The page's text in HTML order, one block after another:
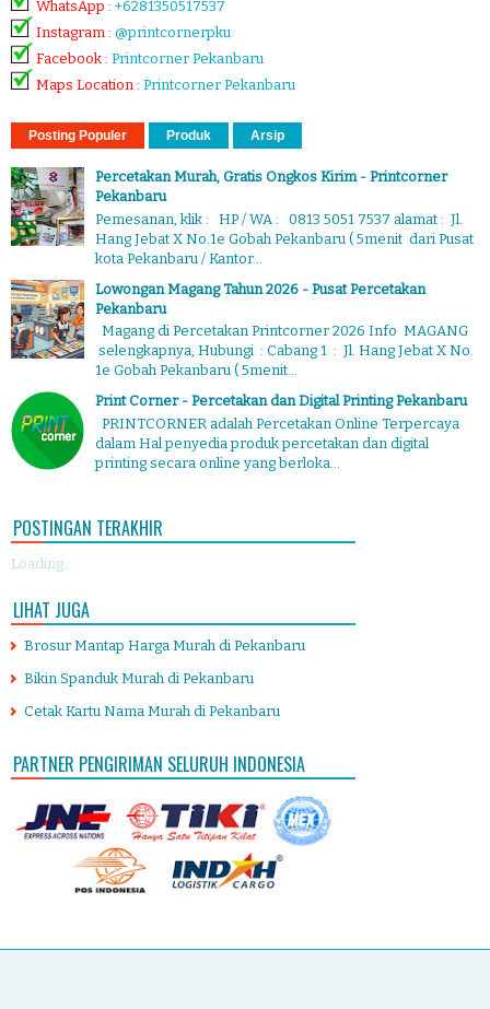
WhatsApp : +6281350517537
Instagram : @printcornerpku
Facebook : Printcorner Pekanbaru
Maps Location : Printcorner Pekanbaru
Posting Populer Produk Arsip
Percetakan Murah, Gratis Ongkos Kirim - Printcorner
Pekanbaru
Pemesanan, klik : HP / WA : 0813 5051 7537 alamat : Jl.
Hang Jebat X No.1e Gobah Pekanbaru ( 5menit dari Pusat
kota Pekanbaru / Kantor...
Lowongan Magang Tahun 2026 - Pusat Percetakan
Pekanbaru
Magang di Percetakan Printcorner 2026 Info MAGANG
selengkapnya, Hubungi : Cabang 1 : Jl. Hang Jebat X No.
1e Gobah Pekanbaru ( 5menit...
Print Corner - Percetakan dan Digital Printing Pekanbaru
PRINTCORNER adalah Percetakan Online Terpercaya
dalam Hal penyedia produk percetakan dan digital
printing secara online yang berloka...
POSTINGAN TERAKHIR
Loading...
LIHAT JUGA
Brosur Mantap Harga Murah di Pekanbaru
Bikin Spanduk Murah di Pekanbaru
Cetak Kartu Nama Murah di Pekanbaru
PARTNER PENGIRIMAN SELURUH INDONESIA